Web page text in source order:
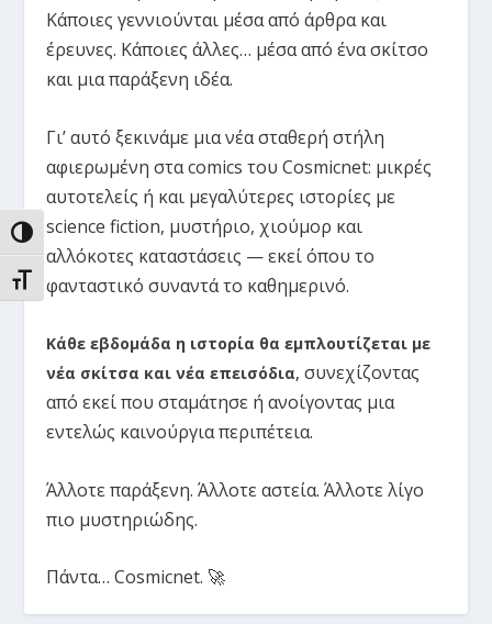
ΕΝΑΛΛΑΓΉ ΥΨΗΛΉΣ ΑΝΤΊΘΕΣΗΣ
ΕΝΑΛΛΑΓΉ ΜΕΓΈΘΟΥΣ ΓΡΑΜΜΆΤΩΝ
Κάποιες γεννιούνται μέσα από άρθρα και
έρευνες. Κάποιες άλλες… μέσα από ένα σκίτσο
και μια παράξενη ιδέα.
Γι’ αυτό ξεκινάμε μια νέα σταθερή στήλη
αφιερωμένη στα comics του Cosmicnet: μικρές
αυτοτελείς ή και μεγαλύτερες ιστορίες με
science fiction, μυστήριο, χιούμορ και
αλλόκοτες καταστάσεις — εκεί όπου το
φανταστικό συναντά το καθημερινό.
Κάθε εβδομάδα η ιστορία θα εμπλουτίζεται με
νέα σκίτσα και νέα επεισόδια, συνεχίζοντας
από εκεί που σταμάτησε ή ανοίγοντας μια
εντελώς καινούργια περιπέτεια.
Άλλοτε παράξενη. Άλλοτε αστεία. Άλλοτε λίγο
πιο μυστηριώδης.
Πάντα… Cosmicnet. 🚀